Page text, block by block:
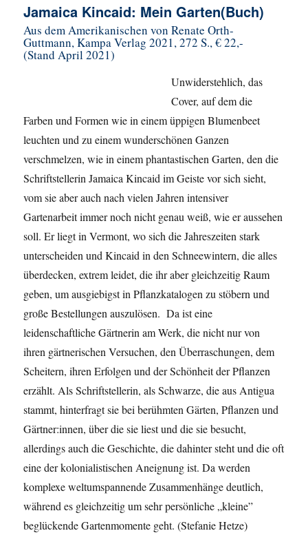
Jamaica Kincaid: Mein Garten(Buch)
Aus dem Amerikanischen von Renate Orth-
Guttmann, Kampa Verlag 2021, 272 S., € 22,-
(Stand April 2021)
Unwiderstehlich, das
Cover, auf dem die
Farben und Formen wie in einem üppigen Blumenbeet
leuchten und zu einem wunderschönen Ganzen
verschmelzen, wie in einem phantastischen Garten, den die
Schriftstellerin Jamaica Kincaid im Geiste vor sich sieht,
vom sie aber auch nach vielen Jahren intensiver
Gartenarbeit immer noch nicht genau weiß, wie er aussehen
soll. Er liegt in Vermont, wo sich die Jahreszeiten stark
unterscheiden und Kincaid in den Schneewintern, die alles
überdecken, extrem leidet, die ihr aber gleichzeitig Raum
geben, um ausgiebigst in Pflanzkatalogen zu stöbern und
große Bestellungen auszulösen. Da ist eine
leidenschaftliche Gärtnerin am Werk, die nicht nur von
ihren gärtnerischen Versuchen, den Überraschungen, dem
Scheitern, ihren Erfolgen und der Schönheit der Pflanzen
erzählt. Als Schriftstellerin, als Schwarze, die aus Antigua
stammt, hinterfragt sie bei berühmten Gärten, Pflanzen und
Gärtner:innen, über die sie liest und die sie besucht,
allerdings auch die Geschichte, die dahinter steht und die oft
eine der kolonialistischen Aneignung ist. Da werden
komplexe weltumspannende Zusammenhänge deutlich,
während es gleichzeitig um sehr persönliche „kleine”
beglückende Gartenmomente geht. (Stefanie Hetze)